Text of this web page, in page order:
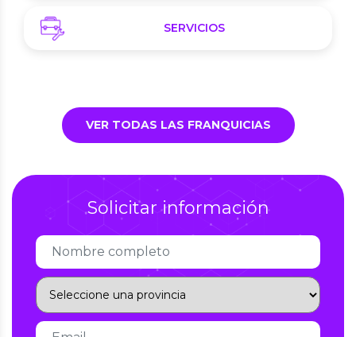
SERVICIOS
VER TODAS LAS FRANQUICIAS
Solicitar información